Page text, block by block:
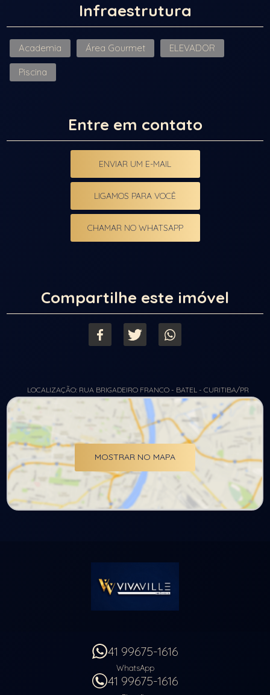
Infraestrutura
Academia Área Gourmet ELEVADOR
Piscina
Entre em contato
ENVIAR UM E-MAIL
LIGAMOS PARA VOCÊ
CHAMAR NO WHATSAPP
Compartilhe este imóvel
LOCALIZAÇÃO: RUA BRIGADEIRO FRANCO - BATEL - CURITIBA/PR
MOSTRAR NO MAPA
41 99675-1616
WhatsApp
41 99675-1616